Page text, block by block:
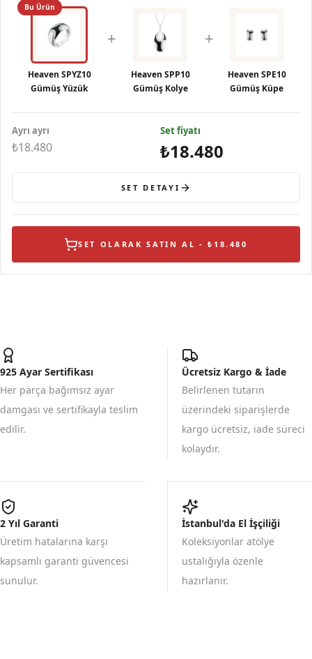
Bu Ürün
Heaven SPYZ10
Gümüş Yüzük
+
Heaven SPP10
Gümüş Kolye
+
Heaven SPE10
Gümüş Küpe
Ayrı ayrı
₺18.480
Set fiyatı
₺18.480
SET DETAYI
SET OLARAK SATIN AL - ₺18.480
925 Ayar Sertifikası
Her parça bağımsız ayar
damgası ve sertifikayla teslim
edilir.
Ücretsiz Kargo & İade
Belirlenen tutarın
üzerindeki siparişlerde
kargo ücretsiz, iade süreci
kolaydır.
2 Yıl Garanti
Üretim hatalarına karşı
kapsamlı garanti güvencesi
sunulur.
İstanbul'da El İşçiliği
Koleksiyonlar atölye
ustalığıyla özenle
hazırlanır.